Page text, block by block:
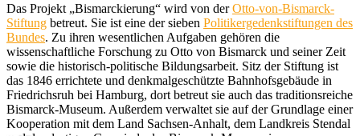
Das Projekt „Bismarckierung“ wird von derOtto-von-Bismarck-
Stiftung betreut. Sie ist eine der sieben Politikergedenkstiftungen des
Bundes. Zu ihren wesentlichen Aufgaben gehören die
wissenschaftliche Forschung zu Otto von Bismarck und seiner Zeit
sowie die historisch-politische Bildungsarbeit. Sitz der Stiftung ist
das 1846 errichtete und denkmalgeschützte Bahnhofsgebäude in
Friedrichsruh bei Hamburg, dort betreut sie auch das traditionsreiche
Bismarck-Museum. Außerdem verwaltet sie auf der Grundlage einer
Kooperation mit dem Land Sachsen-Anhalt, dem Landkreis Stendal